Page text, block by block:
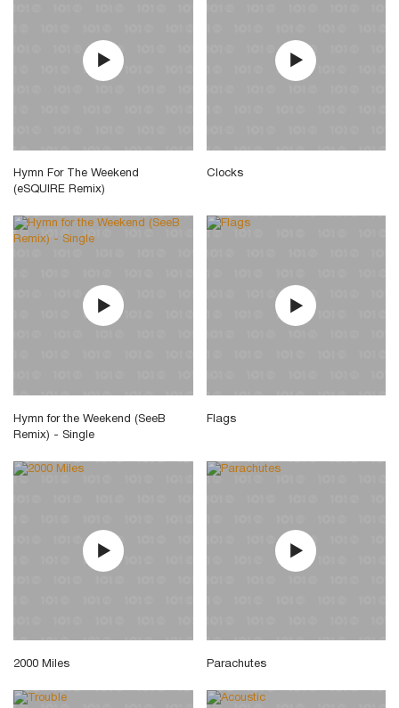
Hymn For The Weekend
(eSQUIRE Remix)
Clocks
Hymn for the Weekend (SeeB
Remix) - Single
Flags
2000 Miles Parachutes